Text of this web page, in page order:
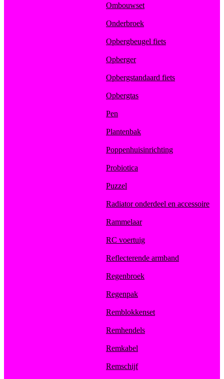
Ombouwset
Onderbroek
Opbergbeugel fiets
Opberger
Opbergstandaard fiets
Opbergtas
Pen
Plantenbak
Poppenhuisinrichting
Probiotica
Puzzel
Radiator onderdeel en accessoire
Rammelaar
RC voertuig
Reflecterende armband
Regenbroek
Regenpak
Remblokkenset
Remhendels
Remkabel
Remschijf